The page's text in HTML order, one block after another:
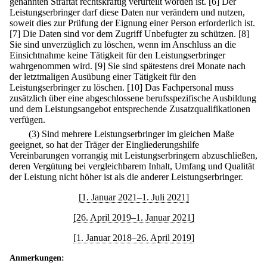
Leistungserbringer darf diese Daten nur verändern und nutzen,
soweit dies zur Prüfung der Eignung einer Person erforderlich ist.
[7] Die Daten sind vor dem Zugriff Unbefugter zu schützen. [8]
Sie sind unverzüglich zu löschen, wenn im Anschluss an die
Einsichtnahme keine Tätigkeit für den Leistungserbringer
wahrgenommen wird. [9] Sie sind spätestens drei Monate nach
der letztmaligen Ausübung einer Tätigkeit für den
Leistungserbringer zu löschen. [10] Das Fachpersonal muss
zusätzlich über eine abgeschlossene berufsspezifische Ausbildung
und dem Leistungsangebot entsprechende Zusatzqualifikationen
verfügen.
(3) Sind mehrere Leistungserbringer im gleichen Maße
geeignet, so hat der Träger der Eingliederungshilfe
Vereinbarungen vorrangig mit Leistungserbringern abzuschließen,
deren Vergütung bei vergleichbarem Inhalt, Umfang und Qualität
der Leistung nicht höher ist als die anderer Leistungserbringer.
[1. Januar 2021–1. Juli 2021]
[26. April 2019–1. Januar 2021]
[1. Januar 2018–26. April 2019]
Anmerkungen: